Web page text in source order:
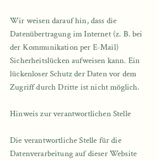
Wir weisen darauf hin, dass die
Datenübertragung im Internet (z. B. bei
der Kommunikation per E-Mail)
Sicherheitslücken aufweisen kann. Ein
lückenloser Schutz der Daten vor dem
Zugriff durch Dritte ist nicht möglich.
Hinweis zur verantwortlichen Stelle
Die verantwortliche Stelle für die
Datenverarbeitung auf dieser Website